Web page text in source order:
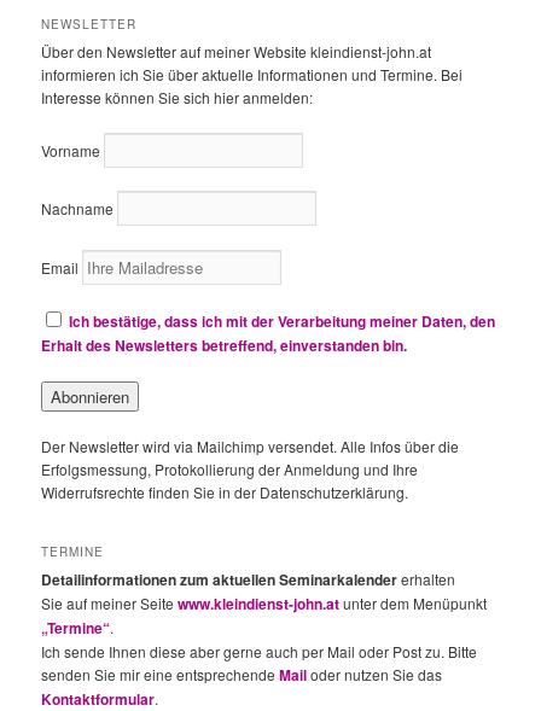
h
e
n
NEWSLETTER
Über den Newsletter auf meiner Website kleindienst-john.at
informieren ich Sie über aktuelle Informationen und Termine. Bei
Interesse können Sie sich hier anmelden:
Vorname
Nachname
Email
Ich bestätige, dass ich mit der Verarbeitung meiner Daten, den
Erhalt des Newsletters betreffend, einverstanden bin.
Der Newsletter wird via Mailchimp versendet. Alle Infos über die
Erfolgsmessung, Protokollierung der Anmeldung und Ihre
Widerrufsrechte finden Sie in der Datenschutzerklärung.
TERMINE
Detailinformationen zum aktuellen Seminarkalendererhalten
Sie auf meiner Seitewww.kleindienst-john.atunter dem Menüpunkt
„Termine“.
Ich sende Ihnen diese aber gerne auch per Mail oder Post zu. Bitte
senden Sie mir eine entsprechendeMailoder nutzen Sie das
Kontaktformular.